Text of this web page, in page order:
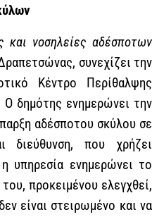
και νοσηλείες αδέσποτων
συνεχίζει την
Κέντρο Περίθαλψης
δημότης ενημερώνει την
αδέσποτου σκύλου σε
διεύθυνση, που χρήζει
υπηρεσία ενημερώνει το
προκειμένου ελεγχθεί,
είναι στειρωμένο και να